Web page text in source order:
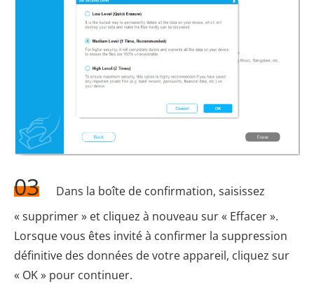
03
Dans la boîte de confirmation, saisissez
« supprimer » et cliquez à nouveau sur « Effacer ».
Lorsque vous êtes invité à confirmer la suppression
définitive des données de votre appareil, cliquez sur
« OK » pour continuer.